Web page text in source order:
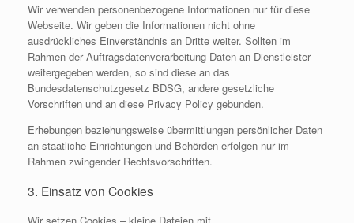
Wir verwenden personenbezogene Informationen nur für diese
Webseite. Wir geben die Informationen nicht ohne
ausdrückliches Einverständnis an Dritte weiter. Sollten im
Rahmen der Auftragsdatenverarbeitung Daten an Dienstleister
weitergegeben werden, so sind diese an das
Bundesdatenschutzgesetz BDSG, andere gesetzliche
Vorschriften und an diese Privacy Policy gebunden.
Erhebungen beziehungsweise übermittlungen persönlicher Daten
an staatliche Einrichtungen und Behörden erfolgen nur im
Rahmen zwingender Rechtsvorschriften.
3. Einsatz von Cookies